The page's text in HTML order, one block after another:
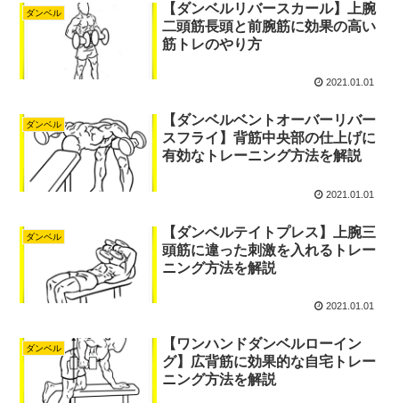
ダンベル
【ダンベルリバースカール】上腕
二頭筋長頭と前腕筋に効果の高い
筋トレのやり方
2021.01.01
ダンベル
【ダンベルベントオーバーリバー
スフライ】背筋中央部の仕上げに
有効なトレーニング方法を解説
2021.01.01
ダンベル
【ダンベルテイトプレス】上腕三
頭筋に違った刺激を入れるトレー
ニング方法を解説
2021.01.01
ダンベル
【ワンハンドダンベルローイン
グ】広背筋に効果的な自宅トレー
ニング方法を解説